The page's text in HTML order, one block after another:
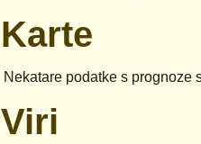
Karte
Nekatare podatke s
Viri